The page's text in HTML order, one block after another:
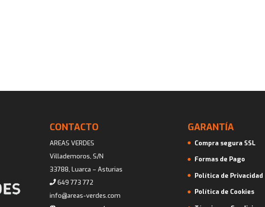
CONTACTO
AREAS VERDES
Villademoros, S/N
33788, Luarca – Asturias
649 773 772
info@areas-verdes.com
GARANTÍA
Compra segura SSL
Formas de Pago
Política de Privacidad
Política de Cookies